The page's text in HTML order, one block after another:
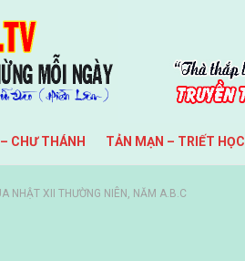
CHƯ THÁNH TẢN MẠN – TRIẾT HỌC
NHẬT XII THƯỜNG NIÊN, NĂM A.B.C